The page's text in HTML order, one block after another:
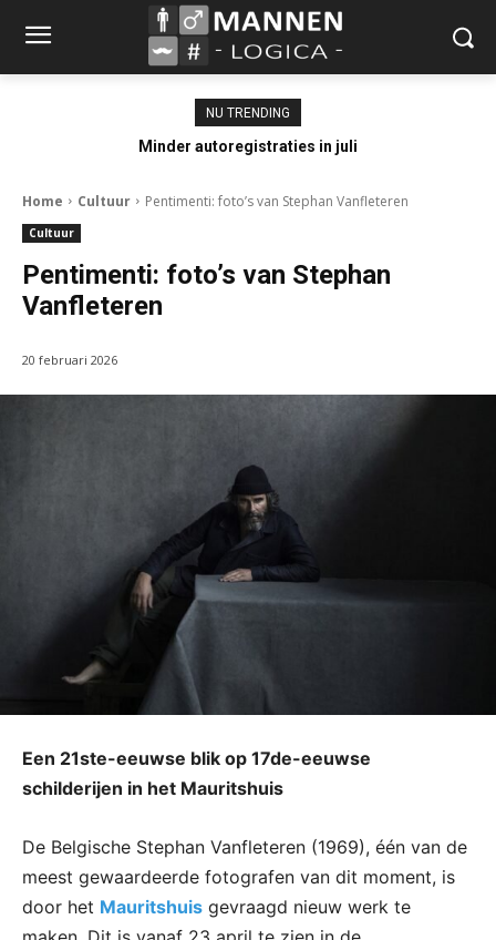
NU TRENDING
Minder autoregistraties in juli
Home Cultuur Pentimenti: foto’s van Stephan Vanfleteren
Cultuur
Pentimenti: foto’s van Stephan
Vanfleteren
20 februari 2026
Een 21ste-eeuwse blik op 17de-eeuwse
schilderijen in het Mauritshuis
De Belgische Stephan Vanfleteren (1969), één van de
meest gewaardeerde fotografen van dit moment, is
door het Mauritshuis gevraagd nieuw werk te